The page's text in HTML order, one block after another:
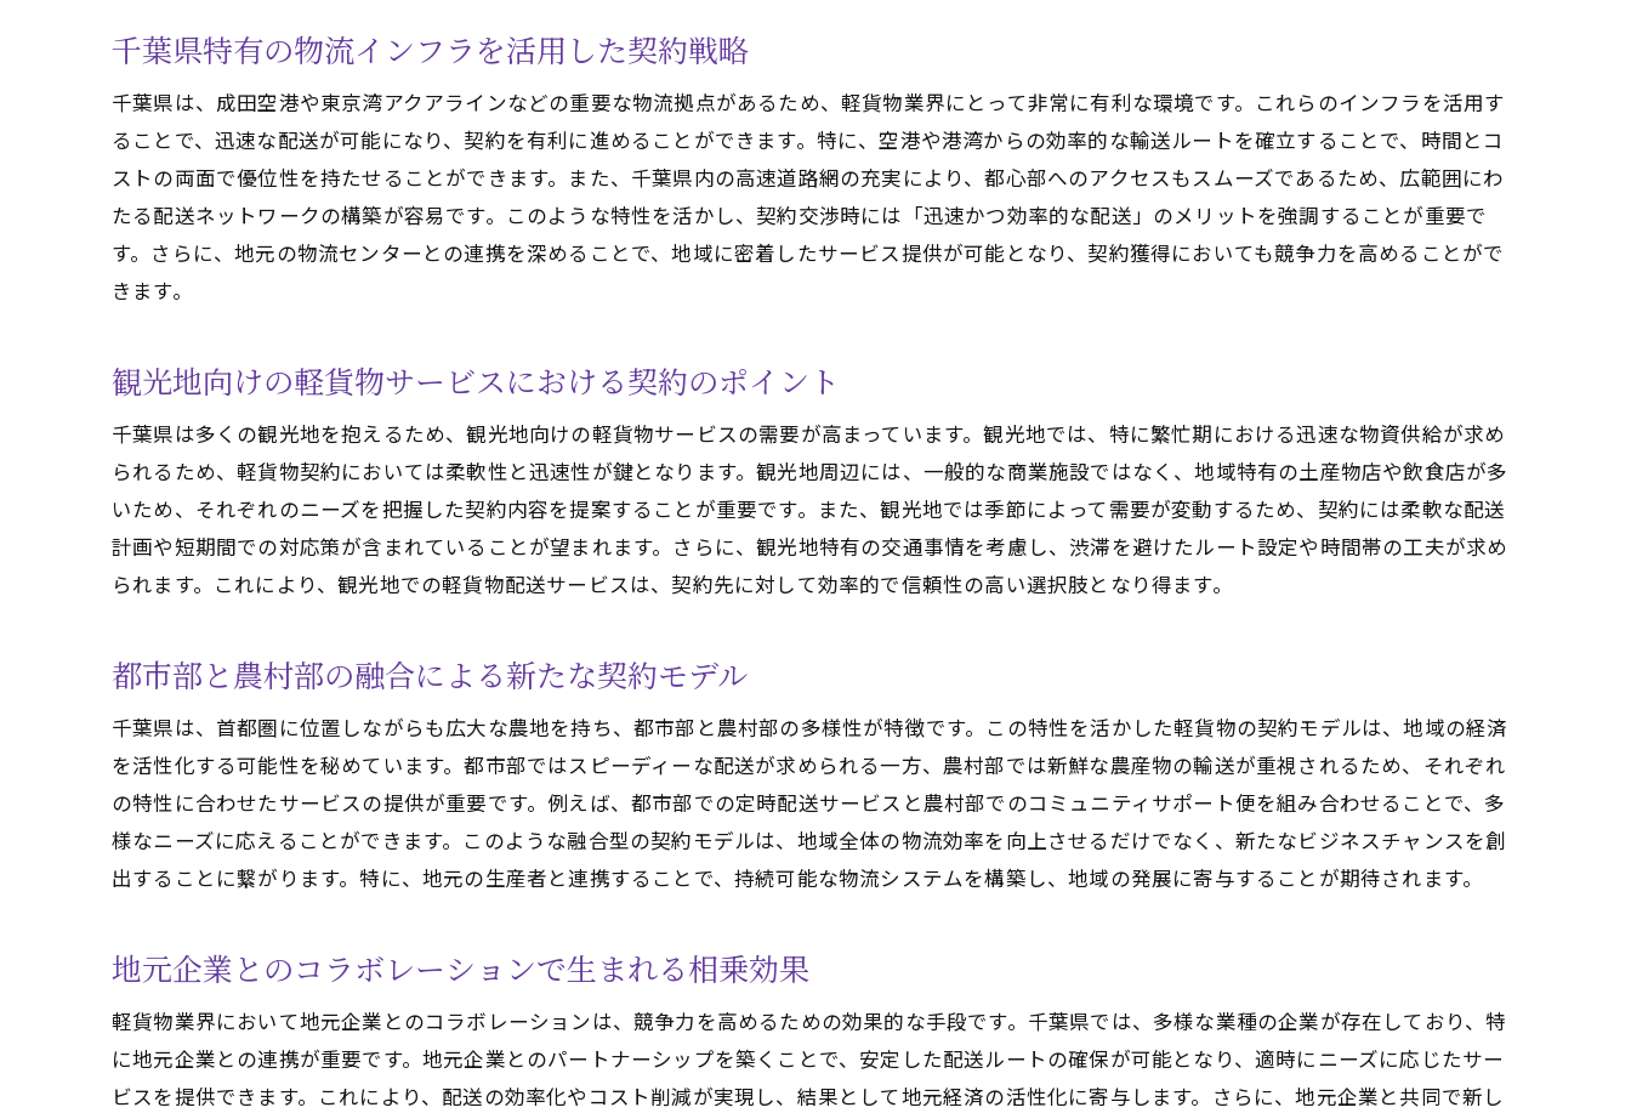
地域特性を活かした独自サービスの展開
地元の声を反映したサービス改善のプロセス
コミュニティとの強固なつながりが築く安定性
地域社会への貢献が実現する持続的な成長
千葉県特有の物流インフラを活用した契約戦略
千葉県は、成田空港や東京湾アクアラインなどの重要な物流拠点があるため、軽貨物業界にとって非常に有利な環境です。これらのインフラを活用す
ることで、迅速な配送が可能になり、契約を有利に進めることができます。特に、空港や港湾からの効率的な輸送ルートを確立することで、時間とコ
ストの両面で優位性を持たせることができます。また、千葉県内の高速道路網の充実により、都心部へのアクセスもスムーズであるため、広範囲にわ
たる配送ネットワークの構築が容易です。このような特性を活かし、契約交渉時には「迅速かつ効率的な配送」のメリットを強調することが重要で
す。さらに、地元の物流センターとの連携を深めることで、地域に密着したサービス提供が可能となり、契約獲得においても競争力を高めることがで
きます。
観光地向けの軽貨物サービスにおける契約のポイント
千葉県は多くの観光地を抱えるため、観光地向けの軽貨物サービスの需要が高まっています。観光地では、特に繁忙期における迅速な物資供給が求め
られるため、軽貨物契約においては柔軟性と迅速性が鍵となります。観光地周辺には、一般的な商業施設ではなく、地域特有の土産物店や飲食店が多
いため、それぞれのニーズを把握した契約内容を提案することが重要です。また、観光地では季節によって需要が変動するため、契約には柔軟な配送
計画や短期間での対応策が含まれていることが望まれます。さらに、観光地特有の交通事情を考慮し、渋滞を避けたルート設定や時間帯の工夫が求め
られます。これにより、観光地での軽貨物配送サービスは、契約先に対して効率的で信頼性の高い選択肢となり得ます。
都市部と農村部の融合による新たな契約モデル
千葉県は、首都圏に位置しながらも広大な農地を持ち、都市部と農村部の多様性が特徴です。この特性を活かした軽貨物の契約モデルは、地域の経済
を活性化する可能性を秘めています。都市部ではスピーディーな配送が求められる一方、農村部では新鮮な農産物の輸送が重視されるため、それぞれ
の特性に合わせたサービスの提供が重要です。例えば、都市部での定時配送サービスと農村部でのコミュニティサポート便を組み合わせることで、多
様なニーズに応えることができます。このような融合型の契約モデルは、地域全体の物流効率を向上させるだけでなく、新たなビジネスチャンスを創
出することに繋がります。特に、地元の生産者と連携することで、持続可能な物流システムを構築し、地域の発展に寄与することが期待されます。
地元企業とのコラボレーションで生まれる相乗効果
軽貨物業界において地元企業とのコラボレーションは、競争力を高めるための効果的な手段です。千葉県では、多様な業種の企業が存在しており、特
に地元企業との連携が重要です。地元企業とのパートナーシップを築くことで、安定した配送ルートの確保が可能となり、適時にニーズに応じたサー
ビスを提供できます。これにより、配送の効率化やコスト削減が実現し、結果として地元経済の活性化に寄与します。さらに、地元企業と共同で新し